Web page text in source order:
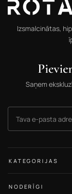
Izsmalcinātas,
Saņem
KATEGORIJAS
NODERĪGI